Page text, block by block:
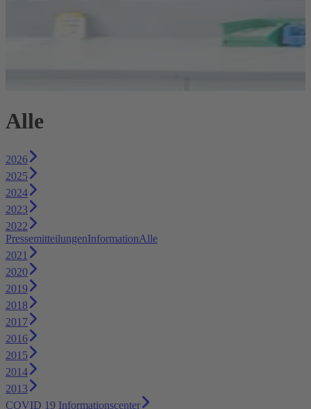
Alle
2026
2025
2024
2023
2022
PressemitteilungenInformationAlle
2021
2020
2019
2018
2017
2016
2015
2014
2013
COVID 19 Informationscenter